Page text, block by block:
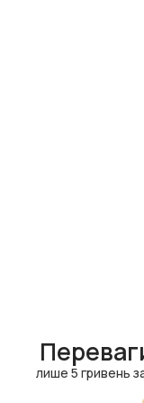
лише 5 гривень